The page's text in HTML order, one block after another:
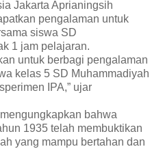
Jakarta Aprianingsih
pengalaman untuk
siswa SD
1 jam pelajaran.
untuk berbagi pengalaman
kelas 5 SD Muhammadiyah
IPA,” ujar
bahwa
1935 telah membuktikan
yang mampu bertahan dan